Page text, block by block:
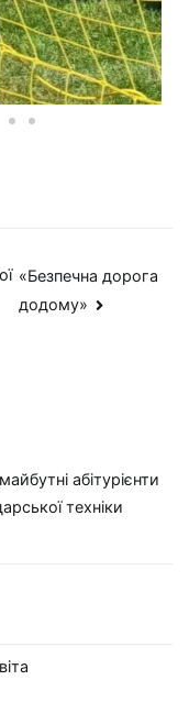
«Безпечна дорога
додому»
абітурієнти
техніки